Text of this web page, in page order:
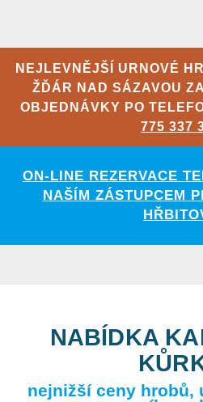
NEJLEVNĚJŠÍ URNOVÉ
ŽĎÁR NAD SÁZAVOU
OBJEDNÁVKY PO
775 337
ON-LINE REZERVACE
NAŠÍM ZÁSTUPCEM
NABÍDKA
nejnižší ceny hrobů,